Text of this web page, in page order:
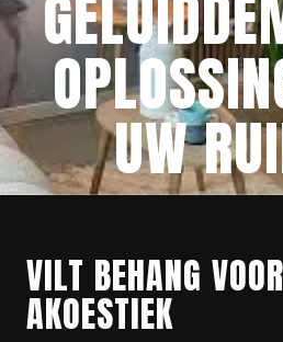
UW
VILT BEHANG
AKOESTIEK